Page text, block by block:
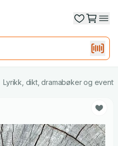
Lyrikk, dikt, dramabøker og